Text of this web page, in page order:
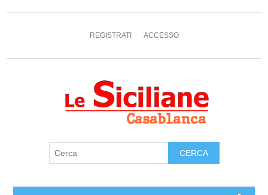
REGISTRATI ACCESSO